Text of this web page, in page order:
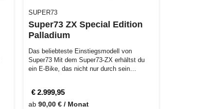
SUPER73
Super73 ZX Special Edition
Palladium
Das beliebteste Einstiegsmodell von
Super73 Mit dem Super73-ZX erhältst du
ein E-Bike, das nicht nur durch sein
€ 2.999,95
ab 90,00 € / Monat